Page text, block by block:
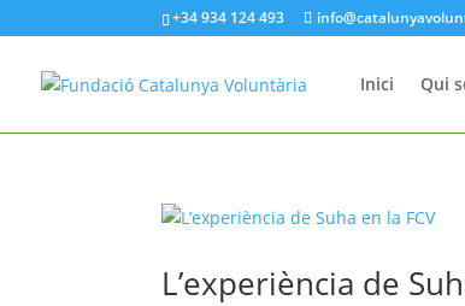
+34 934 124 493
Inici Qui
L’experiència de